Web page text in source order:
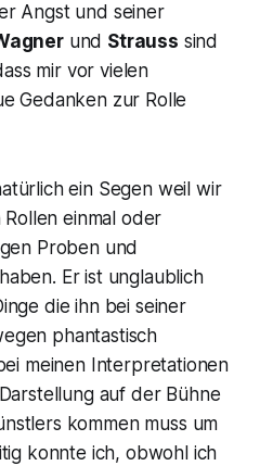
Angst und seiner
und Strauss sind
mir vor vielen
Gedanken zur Rolle
ein Segen weil wir
einmal oder
Proben und
Er ist unglaublich
die ihn bei seiner
phantastisch
meinen Interpretationen
auf der Bühne
kommen muss um
konnte ich, obwohl ich